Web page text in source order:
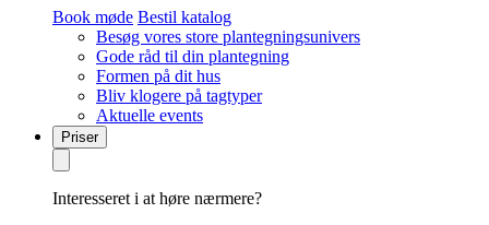
Book møde Bestil katalog
Besøg vores store plantegningsunivers
Gode råd til din plantegning
Formen på dit hus
Bliv klogere på tagtyper
Aktuelle events
Priser
Interesseret i at høre nærmere?